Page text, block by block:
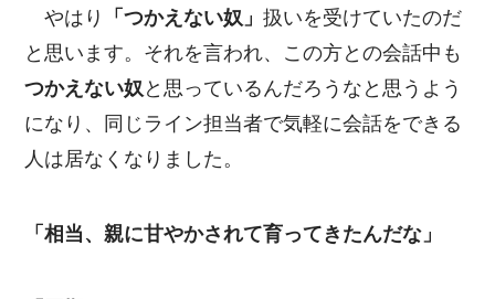
やはり 「つかえない奴」扱いを受けていたのだ
と思います。それを言われ、この方との会話中も
つかえない奴 と思っているんだろうなと思うよう
になり、同じライン担当者で気軽に会話をできる
人は居なくなりました。
「相当、親に甘やかされて育ってきたんだな」